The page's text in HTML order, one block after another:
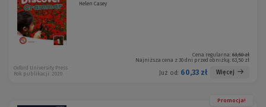
Helen Casey
Cena regularna: 63,50 zł
Najniższa cena z 30 dni przed obniżką: 63,50 zł
Już od: 60,33 zł Więcej
Oxford University Press
Rok publikacji: 2020
Promocja!